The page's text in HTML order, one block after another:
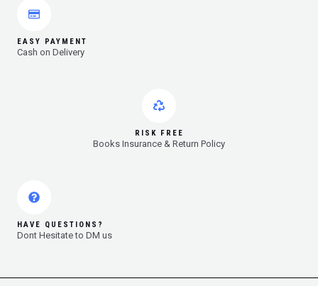
EASY PAYMENT
Cash on Delivery
RISK FREE
Books Insurance & Return Policy
HAVE QUESTIONS?
Dont Hesitate to DM us